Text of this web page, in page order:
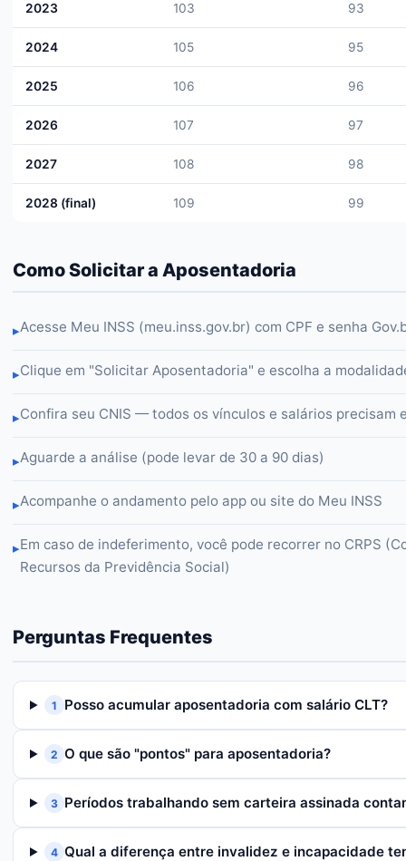
2023 103 93
2024 105 95
2025 106 96
2026 107 97
2027 108 98
2028 (final) 109 99
Como Solicitar a Aposentadoria
▸Acesse Meu INSS (meu.inss.gov.br) com CPF e senha
▸Clique em "Solicitar Aposentadoria" e escolha a
▸Confira seu CNIS — todos os vínculos e salários precisam
▸Aguarde a análise (pode levar de 30 a 90 dias)
▸Acompanhe o andamento pelo app ou site do Meu INSS
▸Em caso de indeferimento, você pode recorrer no CRPS
Recursos da Previdência Social)
Perguntas Frequentes
1 Posso acumular aposentadoria com salário CLT?
2 O que são "pontos" para aposentadoria?
3 Períodos trabalhando sem carteira assinada
4 Qual a diferença entre invalidez e incapacidade